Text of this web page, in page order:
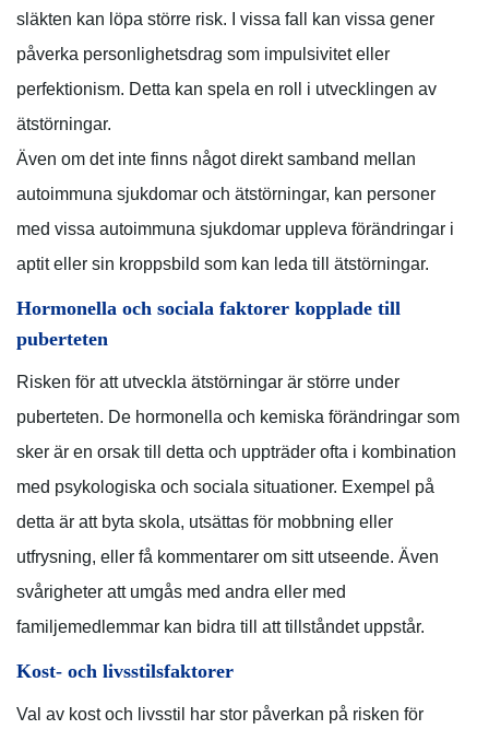
släkten kan löpa större risk. I vissa fall kan vissa gener
påverka personlighetsdrag som impulsivitet eller
perfektionism. Detta kan spela en roll i utvecklingen av
ätstörningar.
Även om det inte finns något direkt samband mellan
autoimmuna sjukdomar och ätstörningar, kan personer
med vissa autoimmuna sjukdomar uppleva förändringar i
aptit eller sin kroppsbild som kan leda till ätstörningar.
Hormonella och sociala faktorer kopplade till
puberteten
Risken för att utveckla ätstörningar är större under
puberteten. De hormonella och kemiska förändringar som
sker är en orsak till detta och uppträder ofta i kombination
med psykologiska och sociala situationer. Exempel på
detta är att byta skola, utsättas för mobbning eller
utfrysning, eller få kommentarer om sitt utseende. Även
svårigheter att umgås med andra eller med
familjemedlemmar kan bidra till att tillståndet uppstår.
Kost- och livsstilsfaktorer
Val av kost och livsstil har stor påverkan på risken för